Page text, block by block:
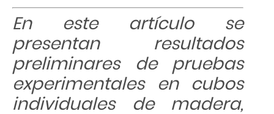
En este artículo se
presentan resultados
preliminares de pruebas
experimentales en cubos
individuales de madera,